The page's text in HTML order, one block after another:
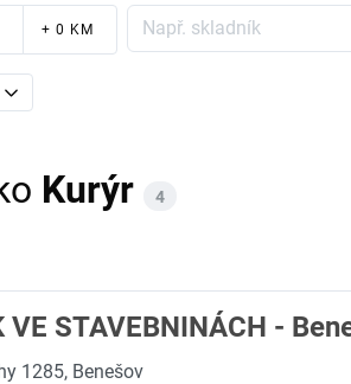
+ 0 KM
Kurýr 4
VE STAVEBNINÁCH -
1285, Benešov